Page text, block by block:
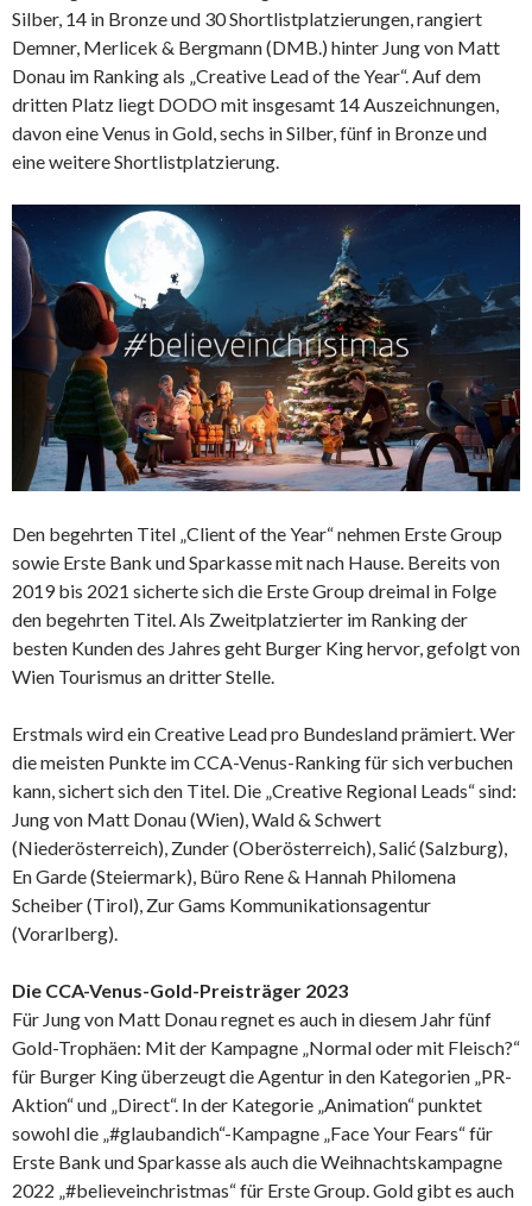
Silber, 14 in Bronze und 30 Shortlistplatzierungen, rangiert
Demner, Merlicek & Bergmann (DMB.) hinter Jung von Matt
Donau im Ranking als „Creative Lead of the Year“. Auf dem
dritten Platz liegt DODO mit insgesamt 14 Auszeichnungen,
davon eine Venus in Gold, sechs in Silber, fünf in Bronze und
eine weitere Shortlistplatzierung.
Den begehrten Titel „Client of the Year“ nehmen Erste Group
sowie Erste Bank und Sparkasse mit nach Hause. Bereits von
2019 bis 2021 sicherte sich die Erste Group dreimal in Folge
den begehrten Titel. Als Zweitplatzierter im Ranking der
besten Kunden des Jahres geht Burger King hervor, gefolgt von
Wien Tourismus an dritter Stelle.
Erstmals wird ein Creative Lead pro Bundesland prämiert. Wer
die meisten Punkte im CCA-Venus-Ranking für sich verbuchen
kann, sichert sich den Titel. Die „Creative Regional Leads“ sind:
Jung von Matt Donau (Wien), Wald & Schwert
(Niederösterreich), Zunder (Oberösterreich), Salić (Salzburg),
En Garde (Steiermark), Büro Rene & Hannah Philomena
Scheiber (Tirol), Zur Gams Kommunikationsagentur
(Vorarlberg).
Die CCA-Venus-Gold-Preisträger 2023
Für Jung von Matt Donau regnet es auch in diesem Jahr fünf
Gold-Trophäen: Mit der Kampagne „Normal oder mit Fleisch?“
für Burger King überzeugt die Agentur in den Kategorien „PR-
Aktion“ und „Direct“. In der Kategorie „Animation“ punktet
sowohl die „#glaubandich“-Kampagne „Face Your Fears“ für
Erste Bank und Sparkasse als auch die Weihnachtskampagne
2022 „#believeinchristmas“ für Erste Group. Gold gibt es auch